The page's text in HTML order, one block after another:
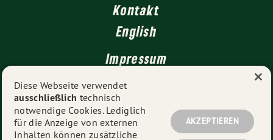
Kontakt
English
Impressum
Datenschutz
© 2026Florian Siekmann MdL - Alle Rechte vorbehalten.
Diese Webseite verwendet
ausschließlich technisch
notwendige Cookies. Lediglich
für die Anzeige von externen
Inhalten können zusätzliche
AKZEPTIEREN
×